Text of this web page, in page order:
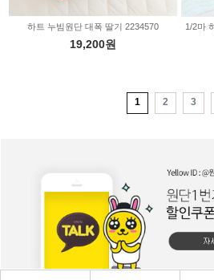
하트 누빔원단 대폭 딸기 2234570
19,200원
1 2 3